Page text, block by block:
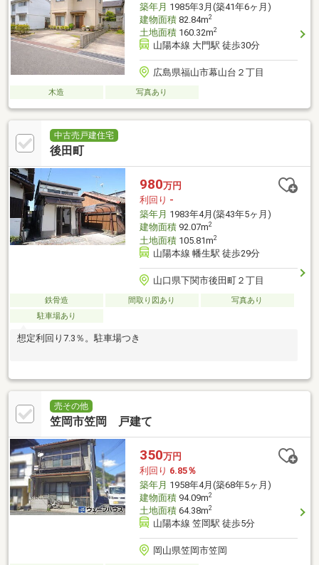
築年月 1985年3月(築41年6ヶ月)
建物面積82.84m2
土地面積160.32m2
山陽本線 大門駅 徒歩30分
広島県福山市幕山台２丁目
木造 写真あり
中古売戸建住宅
後田町
980万円
利回り -
築年月 1983年4月(築43年5ヶ月)
建物面積92.07m2
土地面積105.81m2
山陽本線 幡生駅 徒歩29分
山口県下関市後田町２丁目
鉄骨造 間取り図あり
写真あり
駐車場あり
想定利回り7.3％。駐車場つき
売その他
笠岡市笠岡 戸建て
350万円
利回り 6.85％
築年月 1958年4月(築68年5ヶ月)
建物面積94.09m2
土地面積64.38m2
山陽本線 笠岡駅 徒歩5分
岡山県笠岡市笠岡